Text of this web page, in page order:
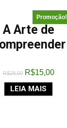
Promoção!
A Arte de
R$28,00 R$15,00
LEIA MAIS